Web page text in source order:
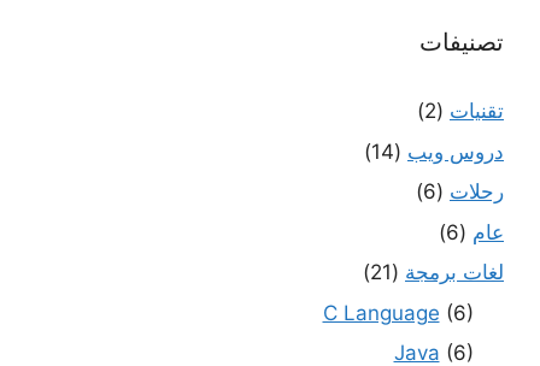
تصنيفات
تقنيات (2)
دروس ويب (14)
رحلات (6)
عام (6)
لغات برمجة (21)
C Language (6)
Java (6)